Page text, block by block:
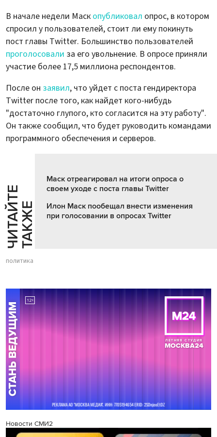
В начале недели Маск опубликовал опрос, в котором
спросил у пользователей, стоит ли ему покинуть
пост главы Twitter. Большинство пользователей
проголосовали за его увольнение. В опросе приняли
участие более 17,5 миллиона респондентов.
После он заявил, что уйдет с поста гендиректора
Twitter после того, как найдет кого-нибудь
"достаточно глупого, кто согласится на эту работу".
Он также сообщил, что будет руководить командами
программного обеспечения и серверов.
Ч
И
Т
АЙ
Т
Е
Т
А
К
ЖЕ
Маск отреагировал на итоги опроса о
своем уходе с поста главы Twitter
Илон Маск пообещал внести изменения
при голосовании в опросах Twitter
политика
Новости СМИ2